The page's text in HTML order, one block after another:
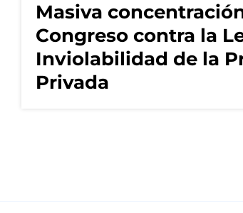
Masiva
Congreso contra la
Inviolabilidad de la
Privada